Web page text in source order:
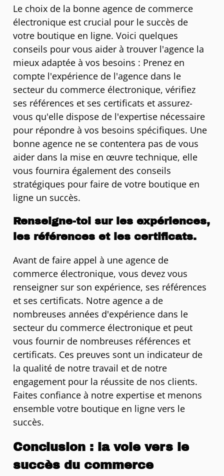
Le choix de la bonne agence de commerce
électronique est crucial pour le succès de
votre boutique en ligne. Voici quelques
conseils pour vous aider à trouver l'agence la
mieux adaptée à vos besoins : Prenez en
compte l'expérience de l'agence dans le
secteur du commerce électronique, vérifiez
ses références et ses certificats et assurez-
vous qu'elle dispose de l'expertise nécessaire
pour répondre à vos besoins spécifiques. Une
bonne agence ne se contentera pas de vous
aider dans la mise en œuvre technique, elle
vous fournira également des conseils
stratégiques pour faire de votre boutique en
ligne un succès.
Renseigne-toi sur les expériences,
les références et les certificats.
Avant de faire appel à une agence de
commerce électronique, vous devez vous
renseigner sur son expérience, ses références
et ses certificats. Notre agence a de
nombreuses années d'expérience dans le
secteur du commerce électronique et peut
vous fournir de nombreuses références et
certificats. Ces preuves sont un indicateur de
la qualité de notre travail et de notre
engagement pour la réussite de nos clients.
Faites confiance à notre expertise et menons
ensemble votre boutique en ligne vers le
succès.
Conclusion : la voie vers le
succès du commerce